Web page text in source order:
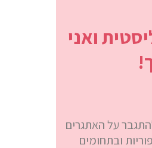
ואני
על האתגרים
ובתחומים